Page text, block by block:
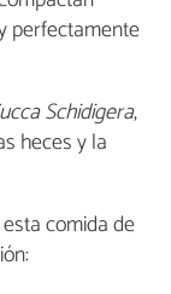
perfectamente
Schidigera,
heces y la
comida de